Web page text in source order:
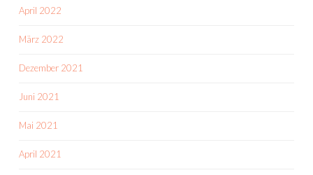
April 2022
März 2022
Dezember 2021
Juni 2021
Mai 2021
April 2021